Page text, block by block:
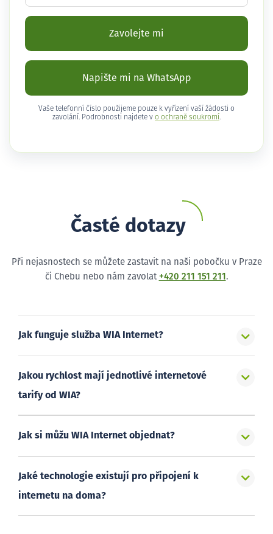
Zavolejte mi
Napište mi na WhatsApp
Vaše telefonní číslo použijeme pouze k vyřízení vaší žádosti o
zavolání. Podrobnosti najdete v o ochraně soukromí .
Časté dotazy
Při nejasnostech se můžete zastavit na naši pobočku v Praze
či Chebu nebo nám zavolat +420 211 151 211 .
Jak funguje služba WIA Internet?
Jakou rychlost mají jednotlivé internetové
tarify od WIA?
Jak si můžu WIA Internet objednat?
Jaké technologie existují pro připojení k
internetu na doma?